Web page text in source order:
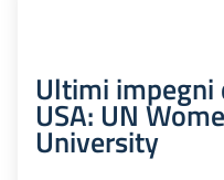
Ultimi
USA: UN
University